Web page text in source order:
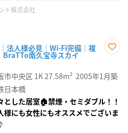
ト株式会社
法人様必見｜Wi-Fi完備｜複
BraTTo南久宝寺スカイ
り登
録
市中央区 1K27.58m² 2005年1月築
日本橋
とした居室🏠禁煙・セミダブル！！
様にも女性にもオススメでございま